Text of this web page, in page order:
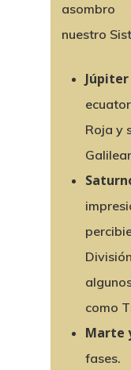
asombro
nuestro
Júpiter
Roja y
como
Marte
fases.